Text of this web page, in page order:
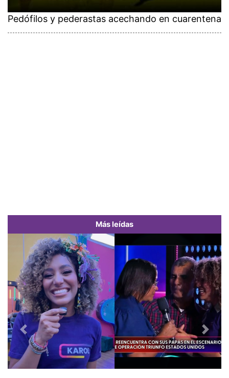
Pedófilos y pederastas acechando en cuarentena
Más leídas
Previous Next